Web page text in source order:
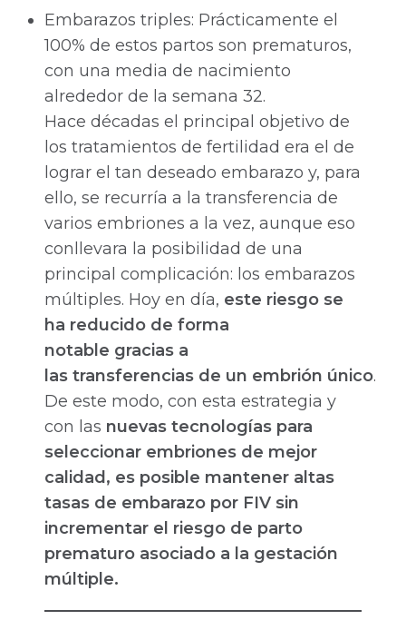
Embarazos triples: Prácticamente el
100% de estos partos son prematuros,
con una media de nacimiento
alrededor de la semana 32.
Hace décadas el principal objetivo de
los tratamientos de fertilidad era el de
lograr el tan deseado embarazo y, para
ello, se recurría a la transferencia de
varios embriones a la vez, aunque eso
conllevara la posibilidad de una
principal complicación: los embarazos
múltiples. Hoy en día, este riesgo se
ha reducido de forma
notable gracias a
las transferencias de un embrión único.
De este modo, con esta estrategia y
con las nuevas tecnologías para
seleccionar embriones de mejor
calidad, es posible mantener altas
tasas de embarazo por FIV sin
incrementar el riesgo de parto
prematuro asociado a la gestación
múltiple.